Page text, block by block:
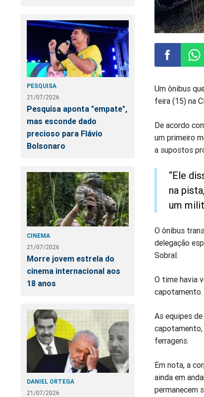
PESQUISA
21/07/2026
Pesquisa aponta "empate",
mas esconde dado
precioso para Flávio
Bolsonaro
CINEMA
21/07/2026
Morre jovem estrela do
cinema internacional aos
18 anos
DANIEL ORTEGA
21/07/2026
no
Facebook
no
Um ônibus
feira (15) na
De acordo
um primeiro
a supostos
“Ele
na
um
O ônibus
delegação
Sobral.
O time havia
capotamento.
As equipes
ferragens.
Em nota, a
ainda em
permanecem